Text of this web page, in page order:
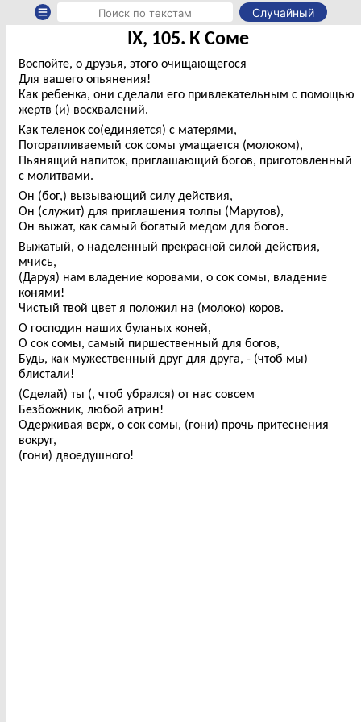
Случайный
IX, 105. К Соме
Воспойте, о друзья, этого очищающегося
Для вашего опьянения!
Как ребенка, они сделали его привлекательным с помощью
жертв (и) восхвалений.
Как теленок со(единяется) с матерями,
Поторапливаемый сок сомы умащается (молоком),
Пьянящий напиток, приглашающий богов, приготовленный
с молитвами.
Он (бог,) вызывающий силу действия,
Он (служит) для приглашения толпы (Марутов),
Он выжат, как самый богатый медом для богов.
Выжатый, о наделенный прекрасной силой действия,
мчись,
(Даруя) нам владение коровами, о сок сомы, владение
конями!
Чистый твой цвет я положил на (молоко) коров.
О господин наших буланых коней,
О сок сомы, самый пиршественный для богов,
Будь, как мужественный друг для друга, - (чтоб мы)
блистали!
(Сделай) ты (, чтоб убрался) от нас совсем
Безбожник, любой атрин!
Одерживая верх, о сок сомы, (гони) прочь притеснения
вокруг,
(гони) двоедушного!